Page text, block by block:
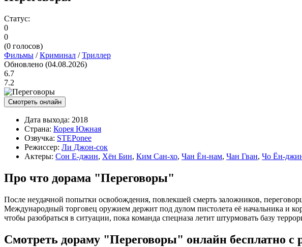
Статус:
0
0
(0 голосов)
Фильмы /Криминал /Триллер
Обновлено (04.08.2026)
6.7
7.2
Смотреть онлайн
Дата выхода: 2018
Страна: Корея Южная
Озвучка: STEPonee
Режиссер: Ли Джон-сок
Актеры: Сон Е-джин, Хён Бин, Ким Сан-хо, Чан Ён-нам, Чан Гван, Чо Ён-
Про что дорама "Переговоры"
После неудачной попытки освобождения, повлекшей смерть заложников,
Международный торговец оружием держит под дулом пистолета её начальника и
чтобы разобраться в ситуации, пока команда спецназа летит штурмовать базу
Смотреть дораму "Переговоры" онлайн бесплатно с